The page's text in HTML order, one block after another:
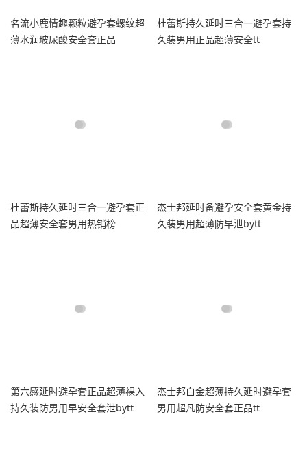
名流小鹿情趣颗粒避孕套螺纹超
薄水润玻尿酸安全套正品
杜蕾斯持久延时三合一避孕套持
久装男用正品超薄安全tt
杜蕾斯持久延时三合一避孕套正
品超薄安全套男用热销榜
杰士邦延时备避孕安全套黄金持
久装男用超薄防早泄bytt
第六感延时避孕套正品超薄裸入
持久装防男用早安全套泄bytt
杰士邦白金超薄持久延时避孕套
男用超凡防安全套正品tt